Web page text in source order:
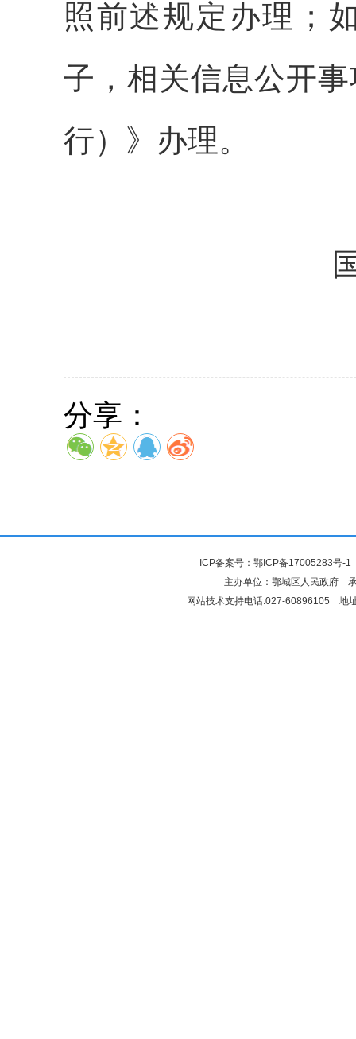
照前述规定办理；
子，相关信息公开
行）》办理。
国
分享：
ICP备案号： 鄂ICP备17005283号-1
主办单位：鄂城区人民政府
网站技术支持电话:027-60896105 地